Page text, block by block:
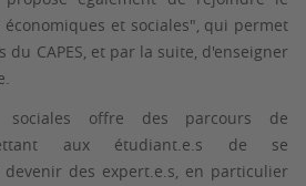
économiques et sociales", qui permet
CAPES, et par la suite, d'enseigner
sociales offre des parcours de
aux étudiant.e.s de se
des expert.e.s, en particulier